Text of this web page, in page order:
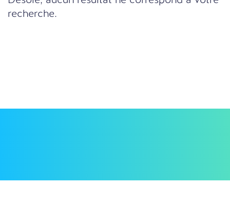
recherche.